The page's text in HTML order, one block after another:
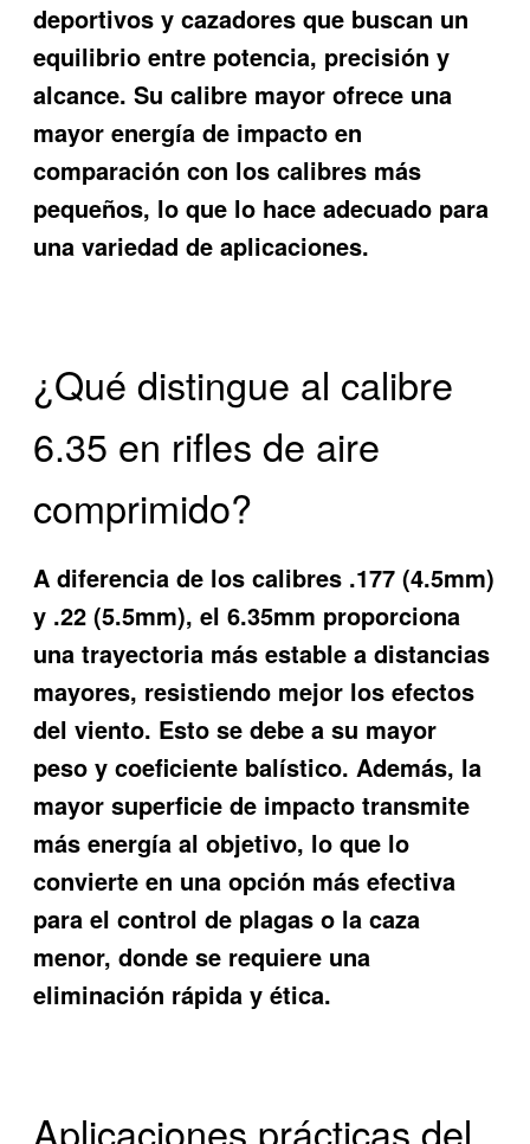
deportivos y cazadores que buscan un
equilibrio entre potencia, precisión y
alcance. Su calibre mayor ofrece una
mayor energía de impacto en
comparación con los calibres más
pequeños, lo que lo hace adecuado para
una variedad de aplicaciones.
¿Qué distingue al calibre
6.35 en rifles de aire
comprimido?
A diferencia de los calibres .177 (4.5mm)
y .22 (5.5mm), el 6.35mm proporciona
una trayectoria más estable a distancias
mayores, resistiendo mejor los efectos
del viento. Esto se debe a su mayor
peso y coeficiente balístico. Además, la
mayor superficie de impacto transmite
más energía al objetivo, lo que lo
convierte en una opción más efectiva
para el control de plagas o la caza
menor, donde se requiere una
eliminación rápida y ética.
Aplicaciones prácticas del